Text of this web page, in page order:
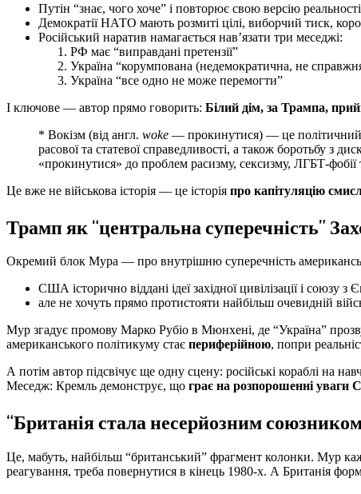
Путін “знає, чого хоче” і повторює свою версію
Демократії НАТО мають розмиті цілі, виборчий тиск,
Російський наратив намагається нав’язати три меседжі:
РФ має “виправдані претензії”
Україна “корумпована (недемократична, не
Україна “все одно не може перемогти”
І ключове — автор прямо говорить: Білий дім, за Трампа,
* Вокізм (від англ. woke — прокинутися) — це політичний
расової та статевої справедливості, а також боротьбу з
«прокинутися» до проблем расизму, сексизму, ЛГБТ-
Це вже не військова історія — це історія про капітуляцію
Трамп як “центральна суперечність”
Окремий блок Мура — про внутрішню суперечність
США історично віддані ідеї західної цивілізації і союзу з
але не хочуть прямо протистояти найбільш очевидній
Мур згадує промову Марко Рубіо в Мюнхені, де “Україна”
американського політикуму стає периферійною, попри
А потім автор підсвічує ще одну сцену: російські кораблі на
Меседж: Кремль демонструє, що грає на розпорошенні
“Британія стала несерйозним
Це, мабуть, найбільш “британський” фрагмент колонки. Мур
реагування, треба повернутися в кінець 1980-х. А Британія